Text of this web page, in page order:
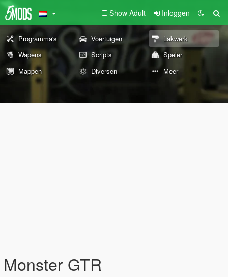
Show Adult Inloggen
Programma's Voertuigen
Lakwerk
Wapens
Scripts
Speler
Mappen
Diversen Meer
Monster GTR